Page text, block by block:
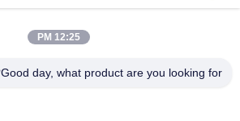
جولة في المعمل
ضبط الجودة
12:25 PM
Good day, what product are you looking for?